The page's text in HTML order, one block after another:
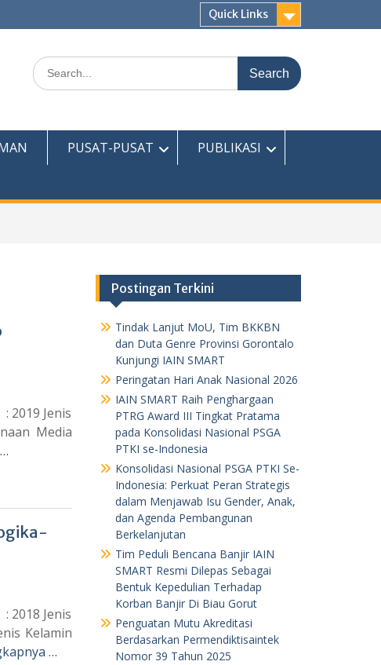
Quick Links
Search
for:
PUSAT-PUSAT
PUBLIKASI
Jenis
Media
Jenis
Kelamin
…
Postingan Terkini
Tindak Lanjut MoU, Tim BKKBN
dan Duta Genre Provinsi Gorontalo
Kunjungi IAIN SMART
Peringatan Hari Anak Nasional 2026
IAIN SMART Raih Penghargaan
PTRG Award III Tingkat Pratama
pada Konsolidasi Nasional PSGA
PTKI se-Indonesia
Konsolidasi Nasional PSGA PTKI Se-
Indonesia: Perkuat Peran Strategis
dalam Menjawab Isu Gender, Anak,
dan Agenda Pembangunan
Berkelanjutan
Tim Peduli Bencana Banjir IAIN
SMART Resmi Dilepas Sebagai
Bentuk Kepedulian Terhadap
Korban Banjir Di Biau Gorut
Penguatan Mutu Akreditasi
Berdasarkan Permendiktisaintek
Nomor 39 Tahun 2025